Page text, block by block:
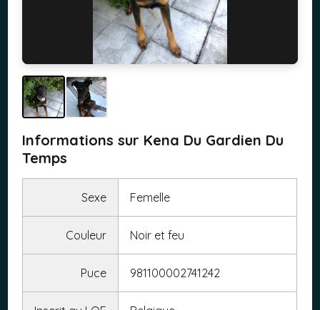
Informations sur Kena Du Gardien Du
Temps
Sexe Femelle
Couleur Noir et feu
Puce 981100002741242